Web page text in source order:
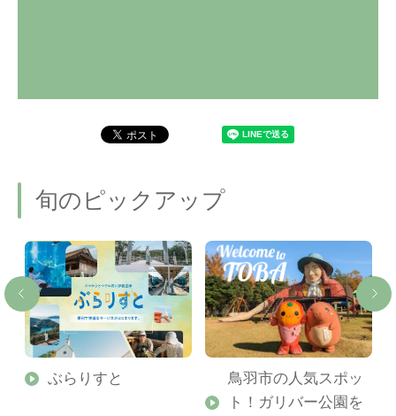
旬のピックアップ
ぶらりすと
鳥羽市の人気スポッ
ト！ガリバー公園を